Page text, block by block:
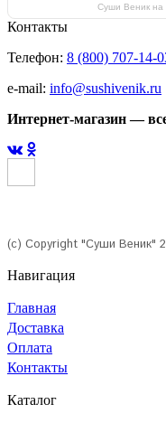
Суши Веник на
Контакты
Телефон: 8 (800) 707-14-
e-mail: info@sushivenik.ru
Интернет-магазин —
(с) Copyright "Суши Веник"
Навигация
Главная
Доставка
Оплата
Контакты
Каталог